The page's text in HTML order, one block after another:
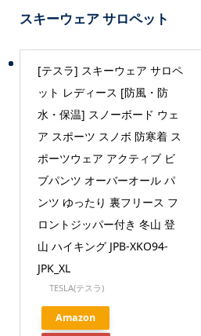
スキーウェア サロペット
[テスラ] スキーウェア サロペ
ット レディース [防風・防
水・保温] スノーボード ウェ
ア スポーツ スノボ 防寒着 ス
ポーツウェア アクティブ ビ
ブパンツ オーバーオール パ
ンツ ゆったり 裏フリース フ
ロントジッパー付き 冬山 登
山 ハイキング JPB-XKO94-
JPK_XL
TESLA(テスラ)
Amazon